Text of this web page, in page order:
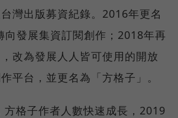
灣出版募資紀錄。2016年更名
向發展集資訂閱創作；2018年再
改為發展人人皆可使用的開放
平台，並更名為「方格子」。
方格子作者人數快速成長，2019